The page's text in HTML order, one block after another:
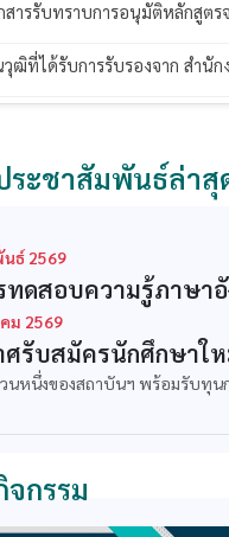
สารรับทราบการอนุมัติหลักสูตร
ฒิที่ได้รับการรับรองจาก สำนัก
ระชาสัมพันธ์ล่าสุ
ธ์ 2569
ทดสอบความรู้ภาษา
ม 2569
ศรับสมัครนักศึกษาใ
นหนึ่งของสถาบันฯ พร้อมรับทุน
กรรม